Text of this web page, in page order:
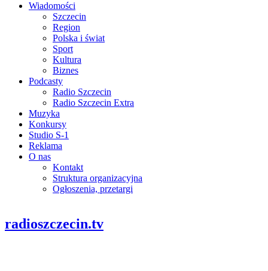
Wiadomości
Szczecin
Region
Polska i świat
Sport
Kultura
Biznes
Podcasty
Radio Szczecin
Radio Szczecin Extra
Muzyka
Konkursy
Studio S-1
Reklama
O nas
Kontakt
Struktura organizacyjna
Ogłoszenia, przetargi
radioszczecin.tv